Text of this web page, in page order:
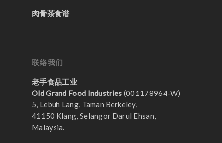
肉骨茶食谱
联络我们
老手食品工业
Old Grand Food Industries (001178964-W)
5, Lebuh Lang, Taman Berkeley,
41150 Klang, Selangor Darul Ehsan,
Malaysia.